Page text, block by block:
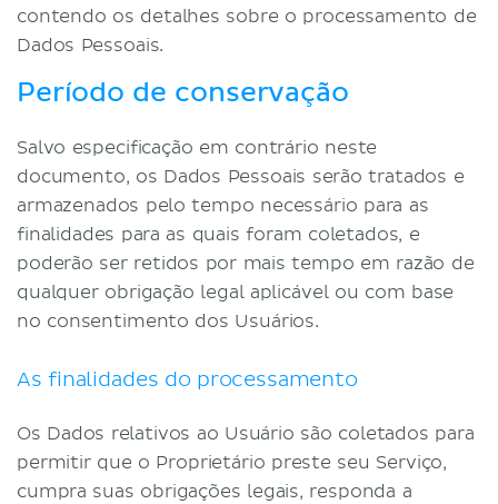
contendo os detalhes sobre o processamento de
Dados Pessoais.
Período de conservação
Salvo especificação em contrário neste
documento, os Dados Pessoais serão tratados e
armazenados pelo tempo necessário para as
finalidades para as quais foram coletados, e
poderão ser retidos por mais tempo em razão de
qualquer obrigação legal aplicável ou com base
no consentimento dos Usuários.
As finalidades do processamento
Os Dados relativos ao Usuário são coletados para
permitir que o Proprietário preste seu Serviço,
cumpra suas obrigações legais, responda a